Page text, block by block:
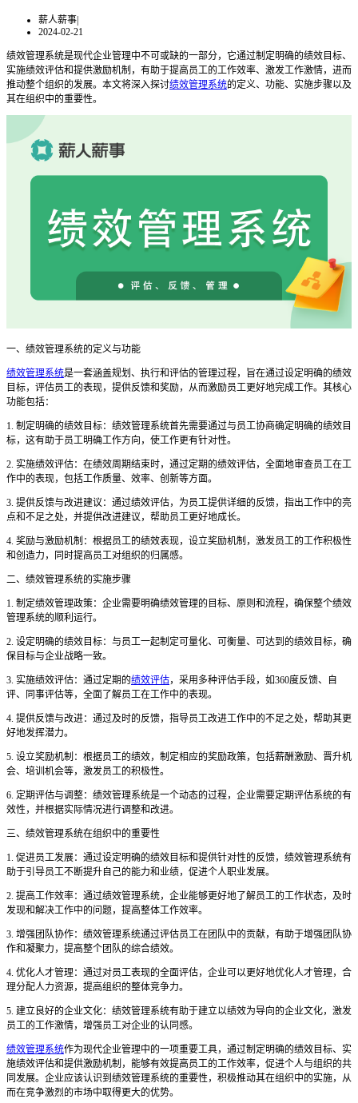
薪人薪事|
2024-02-21
绩效管理系统是现代企业管理中不可或缺的一部分，它通过制定明确的绩效目标、
实施绩效评估和提供激励机制，有助于提高员工的工作效率、激发工作激情，进而
推动整个组织的发展。本文将深入探讨绩效管理系统的定义、功能、实施步骤以及
其在组织中的重要性。
一、绩效管理系统的定义与功能
绩效管理系统是一套涵盖规划、执行和评估的管理过程，旨在通过设定明确的绩效
目标，评估员工的表现，提供反馈和奖励，从而激励员工更好地完成工作。其核心
功能包括：
1. 制定明确的绩效目标：绩效管理系统首先需要通过与员工协商确定明确的绩效目
标，这有助于员工明确工作方向，使工作更有针对性。
2. 实施绩效评估：在绩效周期结束时，通过定期的绩效评估，全面地审查员工在工
作中的表现，包括工作质量、效率、创新等方面。
3. 提供反馈与改进建议：通过绩效评估，为员工提供详细的反馈，指出工作中的亮
点和不足之处，并提供改进建议，帮助员工更好地成长。
4. 奖励与激励机制：根据员工的绩效表现，设立奖励机制，激发员工的工作积极性
和创造力，同时提高员工对组织的归属感。
二、绩效管理系统的实施步骤
1. 制定绩效管理政策：企业需要明确绩效管理的目标、原则和流程，确保整个绩效
管理系统的顺利运行。
2. 设定明确的绩效目标：与员工一起制定可量化、可衡量、可达到的绩效目标，确
保目标与企业战略一致。
3. 实施绩效评估：通过定期的绩效评估，采用多种评估手段，如360度反馈、自
评、同事评估等，全面了解员工在工作中的表现。
4. 提供反馈与改进：通过及时的反馈，指导员工改进工作中的不足之处，帮助其更
好地发挥潜力。
5. 设立奖励机制：根据员工的绩效，制定相应的奖励政策，包括薪酬激励、晋升机
会、培训机会等，激发员工的积极性。
6. 定期评估与调整：绩效管理系统是一个动态的过程，企业需要定期评估系统的有
效性，并根据实际情况进行调整和改进。
三、绩效管理系统在组织中的重要性
1. 促进员工发展：通过设定明确的绩效目标和提供针对性的反馈，绩效管理系统有
助于引导员工不断提升自己的能力和业绩，促进个人职业发展。
2. 提高工作效率：通过绩效管理系统，企业能够更好地了解员工的工作状态，及时
发现和解决工作中的问题，提高整体工作效率。
3. 增强团队协作：绩效管理系统通过评估员工在团队中的贡献，有助于增强团队协
作和凝聚力，提高整个团队的综合绩效。
4. 优化人才管理：通过对员工表现的全面评估，企业可以更好地优化人才管理，合
理分配人力资源，提高组织的整体竞争力。
5. 建立良好的企业文化：绩效管理系统有助于建立以绩效为导向的企业文化，激发
员工的工作激情，增强员工对企业的认同感。
绩效管理系统作为现代企业管理中的一项重要工具，通过制定明确的绩效目标、实
施绩效评估和提供激励机制，能够有效提高员工的工作效率，促进个人与组织的共
同发展。企业应该认识到绩效管理系统的重要性，积极推动其在组织中的实施，从
而在竞争激烈的市场中取得更大的优势。